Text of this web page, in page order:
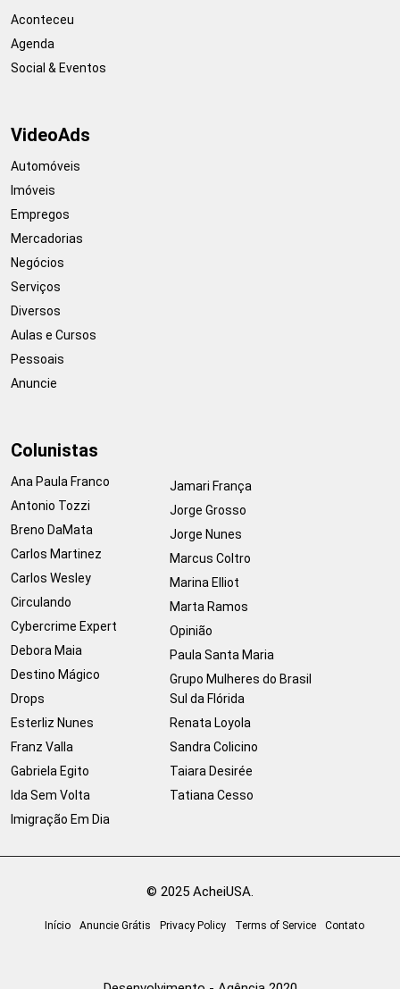
Aconteceu
Agenda
Social & Eventos
VideoAds
Automóveis
Imóveis
Empregos
Mercadorias
Negócios
Serviços
Diversos
Aulas e Cursos
Pessoais
Anuncie
Colunistas
Ana Paula Franco
Antonio Tozzi
Breno DaMata
Carlos Martinez
Carlos Wesley
Circulando
Cybercrime Expert
Debora Maia
Destino Mágico
Drops
Esterliz Nunes
Franz Valla
Gabriela Egito
Ida Sem Volta
Imigração Em Dia
Jamari França
Jorge Grosso
Jorge Nunes
Marcus Coltro
Marina Elliot
Marta Ramos
Opinião
Paula Santa Maria
Grupo Mulheres do Brasil
Sul da Flórida
Renata Loyola
Sandra Colicino
Taiara Desirée
Tatiana Cesso
© 2025 AcheiUSA.
Início Anuncie Grátis Privacy Policy Terms of Service Contato